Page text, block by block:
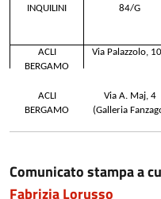
INQUILINI
84/G
ACLI
BERGAMO
Via Palazzolo,
ACLI
BERGAMO
Via A. Maj, 4
(Galleria
Comunicato stampa a
Fabrizia Lorusso